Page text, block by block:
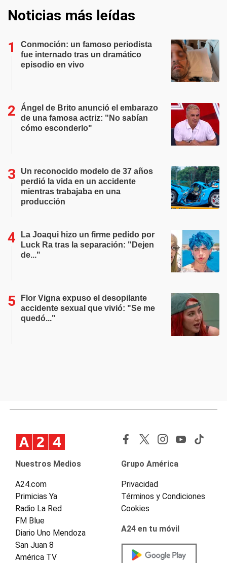
Noticias más leídas
Conmoción: un famoso periodista
fue internado tras un dramático
episodio en vivo
Ángel de Brito anunció el embarazo
de una famosa actriz: "No sabían
cómo esconderlo"
Un reconocido modelo de 37 años
perdió la vida en un accidente
mientras trabajaba en una
producción
La Joaqui hizo un firme pedido por
Luck Ra tras la separación: "Dejen
de..."
Flor Vigna expuso el desopilante
accidente sexual que vivió: "Se me
quedó..."
Nuestros Medios
A24.com
Primicias Ya
Radio La Red
FM Blue
Diario Uno Mendoza
San Juan 8
América TV
Grupo América
Privacidad
Términos y Condiciones
Cookies
A24 en tu móvil